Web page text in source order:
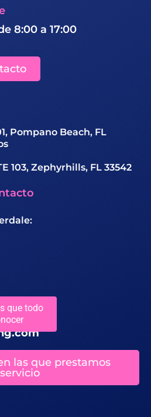
que todo
8:00 a 17:00
Pompano Beach, FL
103, Zephyrhills, FL 33542
las que prestamos
servicio